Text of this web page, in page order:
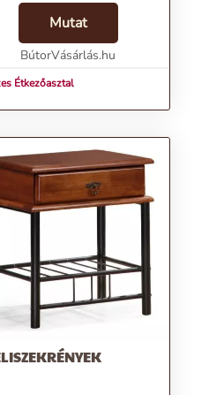
Mutat
BútorVásárlás.hu
Étkezőasztal